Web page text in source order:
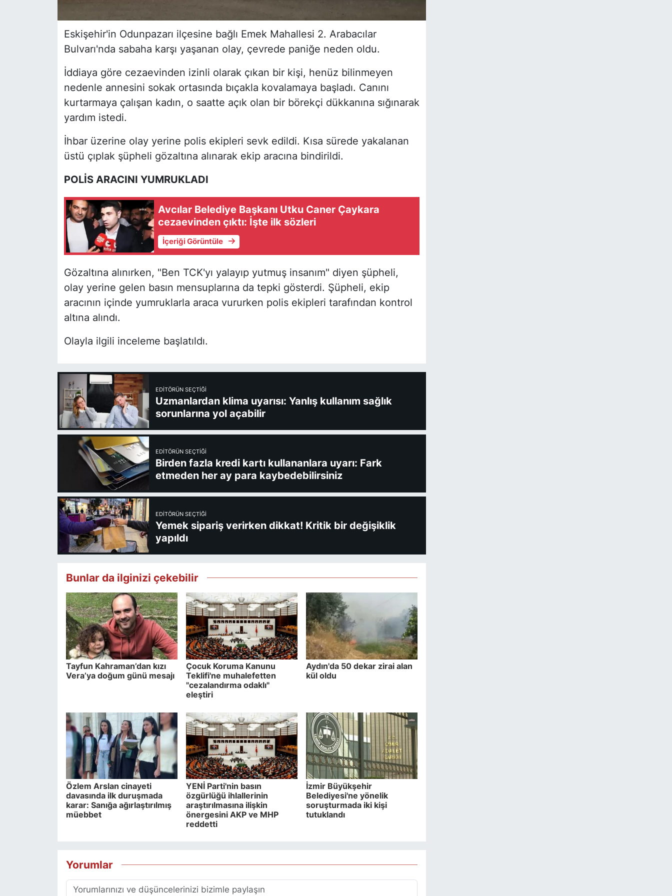
Eskişehir'in Odunpazarı ilçesine bağlı Emek Mahallesi 2. Arabacılar
Bulvarı'nda sabaha karşı yaşanan olay, çevrede paniğe neden oldu.
İddiaya göre cezaevinden izinli olarak çıkan bir kişi, henüz bilinmeyen
nedenle annesini sokak ortasında bıçakla kovalamaya başladı. Canını
kurtarmaya çalışan kadın, o saatte açık olan bir börekçi dükkanına sığınarak
yardım istedi.
İhbar üzerine olay yerine polis ekipleri sevk edildi. Kısa sürede yakalanan
üstü çıplak şüpheli gözaltına alınarak ekip aracına bindirildi.
POLİS ARACINI YUMRUKLADI
Avcılar Belediye Başkanı Utku Caner Çaykara
cezaevinden çıktı: İşte ilk sözleri
İçeriği Görüntüle
Gözaltına alınırken, "Ben TCK'yı yalayıp yutmuş insanım" diyen şüpheli,
olay yerine gelen basın mensuplarına da tepki gösterdi. Şüpheli, ekip
aracının içinde yumruklarla araca vururken polis ekipleri tarafından kontrol
altına alındı.
Olayla ilgili inceleme başlatıldı.
EDITÖRÜN SEÇTIĞI
Uzmanlardan klima uyarısı: Yanlış kullanım sağlık
sorunlarına yol açabilir
EDITÖRÜN SEÇTIĞI
Birden fazla kredi kartı kullananlara uyarı: Fark
etmeden her ay para kaybedebilirsiniz
EDITÖRÜN SEÇTIĞI
Yemek sipariş verirken dikkat! Kritik bir değişiklik
yapıldı
Bunlar da ilginizi çekebilir
Tayfun Kahraman’dan kızı
Vera’ya doğum günü mesajı
Çocuk Koruma Kanunu
Teklifi'ne muhalefetten
"cezalandırma odaklı"
eleştiri
Aydın'da 50 dekar zirai alan
kül oldu
Özlem Arslan cinayeti
davasında ilk duruşmada
karar: Sanığa ağırlaştırılmış
müebbet
YENİ Parti'nin basın
özgürlüğü ihlallerinin
araştırılmasına ilişkin
önergesini AKP ve MHP
reddetti
İzmir Büyükşehir
Belediyesi'ne yönelik
soruşturmada iki kişi
tutuklandı
Yorumlar